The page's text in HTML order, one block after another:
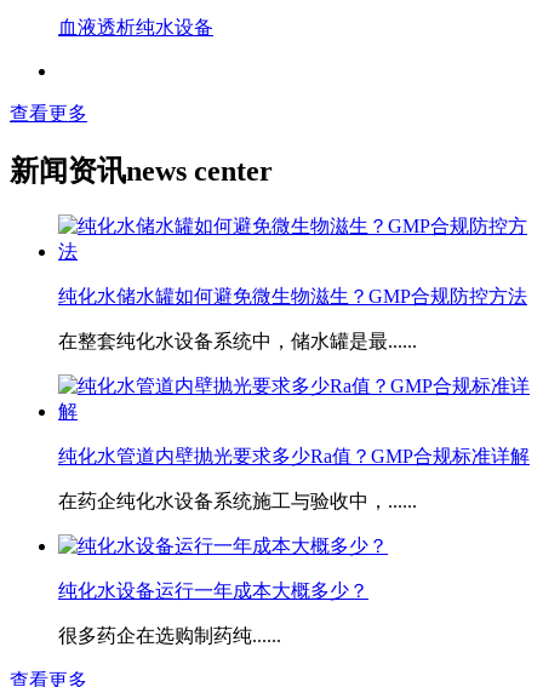
血液透析纯水设备
查看更多
新闻资讯news center
纯化水储水罐如何避免微生物滋生？GMP合规防控方法
在整套纯化水设备系统中，储水罐是最......
​纯化水管道内壁抛光要求多少Ra值？GMP合规标准详解
在药企纯化水设备系统施工与验收中，......
​纯化水设备运行一年成本大概多少？
很多药企在选购制药纯......
查看更多